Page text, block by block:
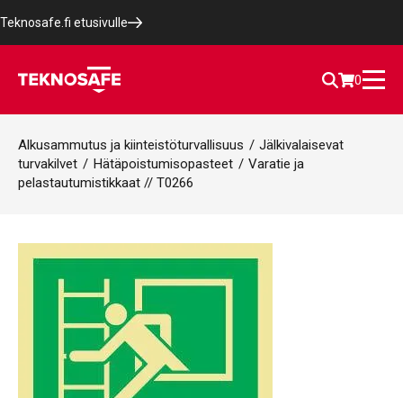
Teknosafe.fi etusivulle
0
Alkusammutus ja kiinteistöturvallisuus / Jälkivalaisevat
turvakilvet / Hätäpoistumisopasteet / Varatie ja
pelastautumistikkaat // T0266